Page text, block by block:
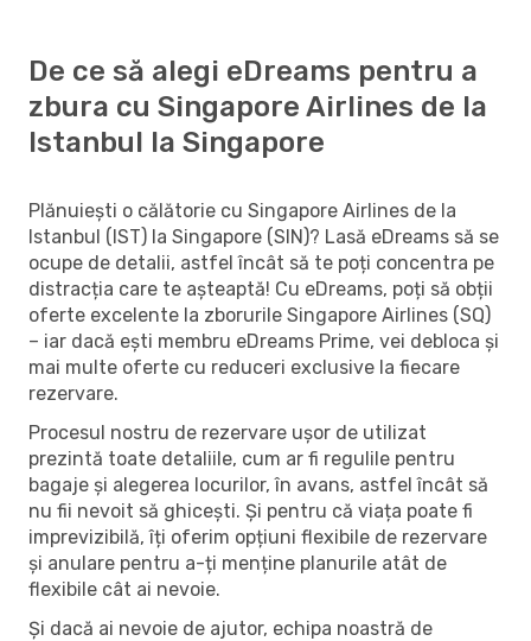
De ce să alegi eDreams pentru a
zbura cu Singapore Airlines de la
Istanbul la Singapore
Plănuiești o călătorie cu Singapore Airlines de la
Istanbul (IST) la Singapore (SIN)? Lasă eDreams să se
ocupe de detalii, astfel încât să te poți concentra pe
distracția care te așteaptă! Cu eDreams, poți să obții
oferte excelente la zborurile Singapore Airlines (SQ)
– iar dacă ești membru eDreams Prime, vei debloca și
mai multe oferte cu reduceri exclusive la fiecare
rezervare.
Procesul nostru de rezervare ușor de utilizat
prezintă toate detaliile, cum ar fi regulile pentru
bagaje și alegerea locurilor, în avans, astfel încât să
nu fii nevoit să ghicești. Și pentru că viața poate fi
imprevizibilă, îți oferim opțiuni flexibile de rezervare
și anulare pentru a-ți menține planurile atât de
flexibile cât ai nevoie.
Și dacă ai nevoie de ajutor, echipa noastră de